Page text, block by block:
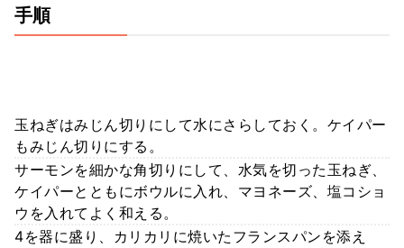
手順
玉ねぎはみじん切りにして水にさらしておく。ケイパー
もみじん切りにする。
サーモンを細かな角切りにして、水気を切った玉ねぎ、
ケイパーとともにボウルに入れ、マヨネーズ、塩コショ
ウを入れてよく和える。
4を器に盛り、カリカリに焼いたフランスパンを添え